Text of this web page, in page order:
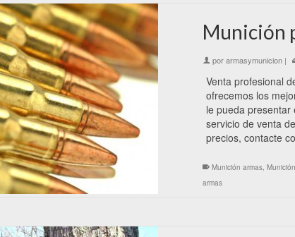
Munición
porarmasymunicion|
Venta profesional
ofrecemos los
le pueda presentar
servicio de venta
precios, contacte
Munición armas,
armas